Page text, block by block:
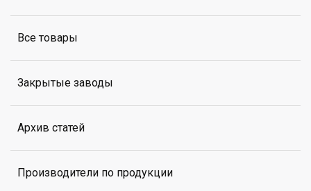
Все товары
Закрытые заводы
Архив статей
Производители по продукции